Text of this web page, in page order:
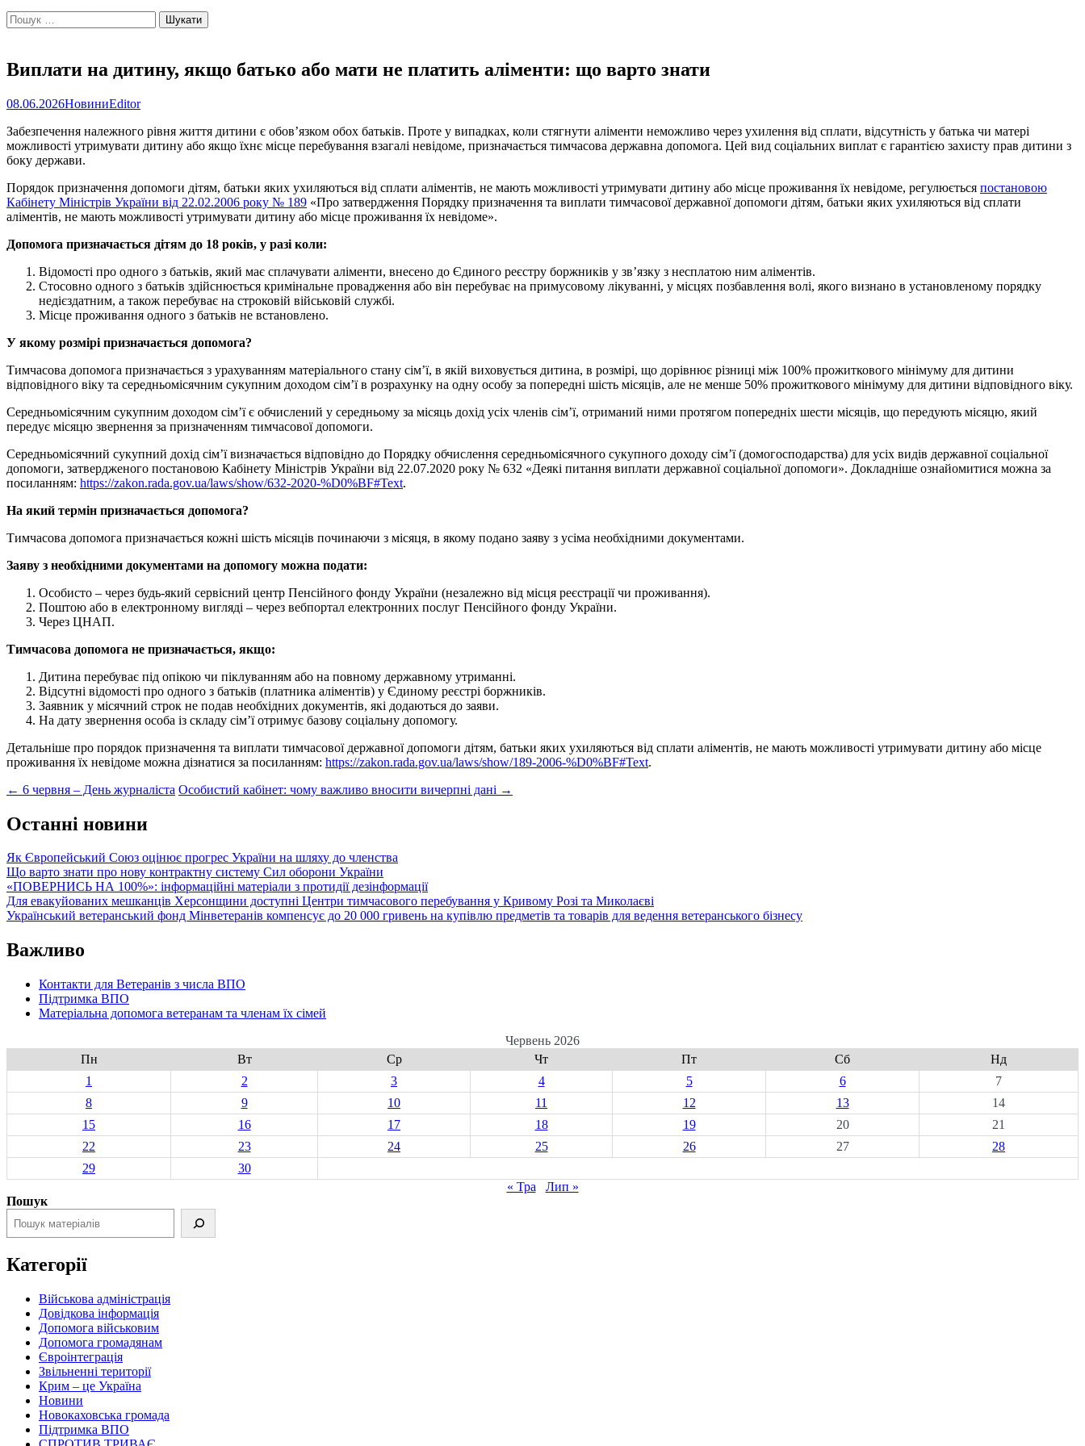
Пошук:
Виплати на дитину, якщо батько або мати не платить аліменти: що варто знати
08.06.2026НовиниEditor
Забезпечення належного рівня життя дитини є обов’язком обох батьків. Проте у випадках, коли стягнути аліменти неможливо через ухилення від сплати, відсутність у батька чи матері
можливості утримувати дитину або якщо їхнє місце перебування взагалі невідоме, призначається тимчасова державна допомога. Цей вид соціальних виплат є гарантією захисту прав дитини з
боку держави.
Порядок призначення допомоги дітям, батьки яких ухиляються від сплати аліментів, не мають можливості утримувати дитину або місце проживання їх невідоме, регулюється постановою
Кабінету Міністрів України від 22.02.2006 року № 189 «Про затвердження Порядку призначення та виплати тимчасової державної допомоги дітям, батьки яких ухиляються від сплати
аліментів, не мають можливості утримувати дитину або місце проживання їх невідоме».
Допомога призначається дітям до 18 років, у разі коли:
Відомості про одного з батьків, який має сплачувати аліменти, внесено до Єдиного реєстру боржників у зв’язку з несплатою ним аліментів.
Стосовно одного з батьків здійснюється кримінальне провадження або він перебуває на примусовому лікуванні, у місцях позбавлення волі, якого визнано в установленому порядку
недієздатним, а також перебуває на строковій військовій службі.
Місце проживання одного з батьків не встановлено.
У якому розмірі призначається допомога?
Тимчасова допомога призначається з урахуванням матеріального стану сім’ї, в якій виховується дитина, в розмірі, що дорівнює різниці між 100% прожиткового мінімуму для дитини
відповідного віку та середньомісячним сукупним доходом сім’ї в розрахунку на одну особу за попередні шість місяців, але не менше 50% прожиткового мінімуму для дитини відповідного віку.
Середньомісячним сукупним доходом сім’ї є обчислений у середньому за місяць дохід усіх членів сім’ї, отриманий ними протягом попередніх шести місяців, що передують місяцю, який
передує місяцю звернення за призначенням тимчасової допомоги.
Середньомісячний сукупний дохід сім’ї визначається відповідно до Порядку обчислення середньомісячного сукупного доходу сім’ї (домогосподарства) для усіх видів державної соціальної
допомоги, затвердженого постановою Кабінету Міністрів України від 22.07.2020 року № 632 «Деякі питання виплати державної соціальної допомоги». Докладніше ознайомитися можна за
посиланням: https://zakon.rada.gov.ua/laws/show/632-2020-%D0%BF#Text.
На який термін призначається допомога?
Тимчасова допомога призначається кожні шість місяців починаючи з місяця, в якому подано заяву з усіма необхідними документами.
Заяву з необхідними документами на допомогу можна подати:
Особисто – через будь-який сервісний центр Пенсійного фонду України (незалежно від місця реєстрації чи проживання).
Поштою або в електронному вигляді – через вебпортал електронних послуг Пенсійного фонду України.
Через ЦНАП.
Тимчасова допомога не призначається, якщо:
Дитина перебуває під опікою чи піклуванням або на повному державному утриманні.
Відсутні відомості про одного з батьків (платника аліментів) у Єдиному реєстрі боржників.
Заявник у місячний строк не подав необхідних документів, які додаються до заяви.
На дату звернення особа із складу сім’ї отримує базову соціальну допомогу.
Детальніше про порядок призначення та виплати тимчасової державної допомоги дітям, батьки яких ухиляються від сплати аліментів, не мають можливості утримувати дитину або місце
проживання їх невідоме можна дізнатися за посиланням: https://zakon.rada.gov.ua/laws/show/189-2006-%D0%BF#Text.
Post
navigation
← 6 червня – День журналіста Особистий кабінет: чому важливо вносити вичерпні дані →
Останні новини
Як Європейський Союз оцінює прогрес України на шляху до членства
Що варто знати про нову контрактну систему Сил оборони України
«ПОВЕРНИСЬ НА 100%»: інформаційні матеріали з протидії дезінформації
Для евакуйованих мешканців Херсонщини доступні Центри тимчасового перебування у Кривому Розі та Миколаєві
Український ветеранський фонд Мінветеранів компенсує до 20 000 гривень на купівлю предметів та товарів для ведення ветеранського бізнесу
Важливо
Контакти для Ветеранів з числа ВПО
Підтримка ВПО
Матеріальна допомога ветеранам та членам їх сімей
Червень 2026
Пн
Вт Ср Чт Пт Сб
Нд
1
2 3 4 5 6
7
8
9 10 11 12 13
14
15
16 17 18 19 20
21
22
23 24 25 26 27
28
29
30
« Тра
Лип »
Пошук
Категорії
Військова адміністрація
Довідкова інформація
Допомога військовим
Допомога громадянам
Євроінтеграція
Звільненні території
Крим – це Україна
Новини
Новокаховська громада
Підтримка ВПО